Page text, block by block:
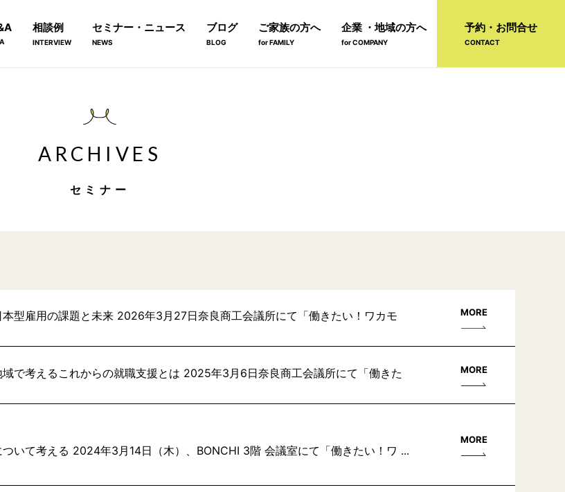
相談例
INTERVIEW
セミナー・ニュース
NEWS
ブログ
BLOG
ご家族の方へ
for FAMILY
企業 ・地域の方へ
for COMPANY
予約・お問合せ
CONTACT
ARCHIVES
セミナー
型雇用の課題と未来 2026年3月27日奈良商工会議所にて「働きたい！ワカモ
MORE
で考えるこれからの就職支援とは 2025年3月6日奈良商工会議所にて「働きた
MORE
いて考える 2024年3月14日（木）、BONCHI 3階 会議室にて「働きたい！ワ ...
MORE